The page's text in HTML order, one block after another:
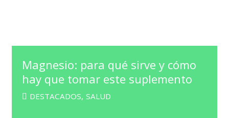
Magnesio: para qué sirve y cómo
hay que tomar este suplemento
DESTACADOS, SALUD